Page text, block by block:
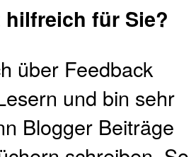
hilfreich für Sie?
über Feedback
und bin sehr
Blogger Beiträge